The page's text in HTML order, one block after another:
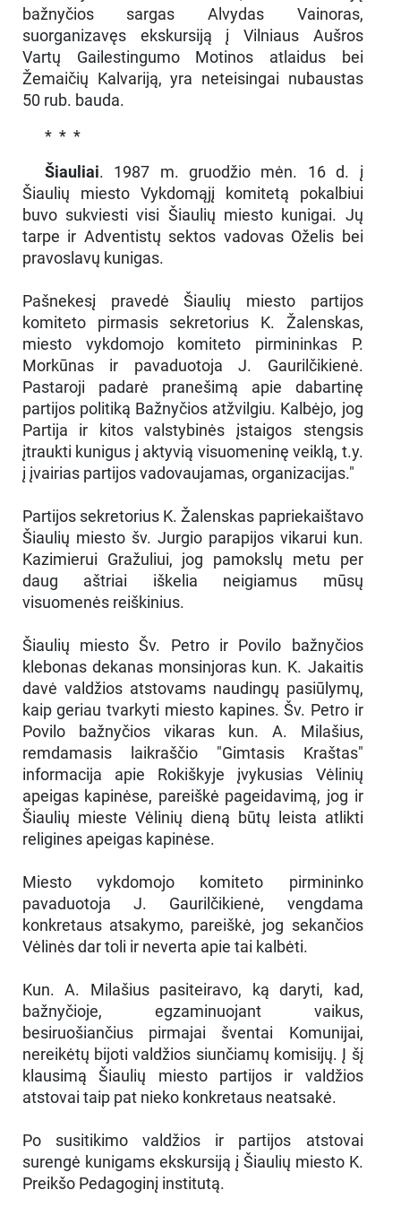
bažnyčios sargas Alvydas Vainoras,
suorganizavęs ekskursiją į Vilniaus Aušros
Vartų Gailestingumo Motinos atlaidus bei
Žemaičių Kalvariją, yra neteisingai nubaustas
50 rub. bauda.
* * *
Šiauliai. 1987 m. gruodžio mėn. 16 d. į
Šiaulių miesto Vykdomąjį komitetą pokalbiui
buvo sukviesti visi Šiaulių miesto kunigai. Jų
tarpe ir Adventistų sektos vadovas Oželis bei
pravoslavų kunigas.
Pašnekesį pravedė Šiaulių miesto partijos
komiteto pirmasis sekretorius K. Žalenskas,
miesto vykdomojo komiteto pirmininkas P.
Morkūnas ir pavaduotoja J. Gaurilčikienė.
Pastaroji padarė pranešimą apie dabartinę
partijos politiką Bažnyčios atžvilgiu. Kalbėjo, jog
Partija ir kitos valstybinės įstaigos stengsis
įtraukti kunigus į aktyvią visuomeninę veiklą, t.y.
į įvairias partijos vadovaujamas, organizacijas."
Partijos sekretorius K. Žalenskas papriekaištavo
Šiaulių miesto šv. Jurgio parapijos vikarui kun.
Kazimierui Gražuliui, jog pamokslų metu per
daug aštriai iškelia neigiamus mūsų
visuomenės reiškinius.
Šiaulių miesto Šv. Petro ir Povilo bažnyčios
klebonas dekanas monsinjoras kun. K. Jakaitis
davė valdžios atstovams naudingų pasiūlymų,
kaip geriau tvarkyti miesto kapines. Šv. Petro ir
Povilo bažnyčios vikaras kun. A. Milašius,
remdamasis laikraščio "Gimtasis Kraštas"
informacija apie Rokiškyje įvykusias Vėlinių
apeigas kapinėse, pareiškė pageidavimą, jog ir
Šiaulių mieste Vėlinių dieną būtų leista atlikti
religines apeigas kapinėse.
Miesto vykdomojo komiteto pirmininko
pavaduotoja J. Gaurilčikienė, vengdama
konkretaus atsakymo, pareiškė, jog sekančios
Vėlinės dar toli ir neverta apie tai kalbėti.
Kun. A. Milašius pasiteiravo, ką daryti, kad,
bažnyčioje, egzaminuojant vaikus,
besiruošiančius pirmajai šventai Komunijai,
nereikėtų bijoti valdžios siunčiamų komisijų. Į šį
klausimą Šiaulių miesto partijos ir valdžios
atstovai taip pat nieko konkretaus neatsakė.
Po susitikimo valdžios ir partijos atstovai
surengė kunigams ekskursiją į Šiaulių miesto K.
Preikšo Pedagoginį institutą.